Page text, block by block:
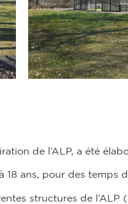
de l’ALP, a été
18 ans, pour des temps
structures de